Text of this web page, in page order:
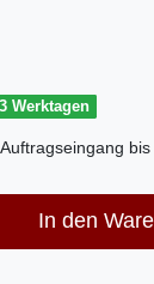
Werktagen
In den